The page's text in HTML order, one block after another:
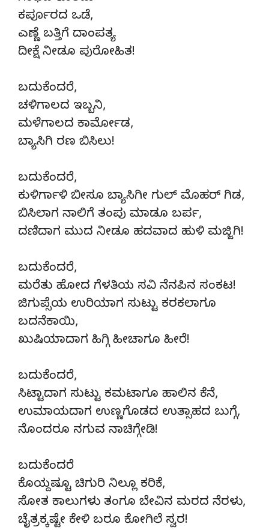
ಕರ್ಪೂರದ ಒಡೆ,
ಎಣ್ಣೆ ಬತ್ತಿಗೆ ದಾಂಪತ್ಯ
ದೀಕ್ಷೆ ನೀಡೂ ಪುರೋಹಿತ!
ಬದುಕೆಂದರೆ,
ಚಳಿಗಾಲದ ಇಬ್ಬನಿ,
ಮಳೆಗಾಲದ ಕಾರ್ಮೋಡ,
ಬ್ಯಾಸಿಗಿ ರಣ ಬಿಸಿಲು!
ಬದುಕೆಂದರೆ,
ಕುಳಿರ್ಗಾಳಿ ಬೀಸೂ ಬ್ಯಾಸಿಗೀ ಗುಲ್ ಮೊಹರ್ ಗಿಡ,
ಬಿಸಿಲಾಗ ನಾಲಿಗೆ ತಂಪು ಮಾಡೂ ಬರ್ಪ,
ದಣಿದಾಗ ಮುದ ನೀಡೂ ಹದವಾದ ಹುಳಿ ಮಜ್ಜಿಗಿ!
ಬದುಕೆಂದರೆ,
ಮರೆತು ಹೋದ ಗೆಳತಿಯ ಸವಿ ನೆನಪಿನ ಸಂಕಟ!
ಜಿಗುಪ್ಸೆಯ ಉರಿಯಾಗ ಸುಟ್ಟು ಕರಕಲಾಗೂ
ಬದನೆಕಾಯಿ,
ಖುಷಿಯಾದಾಗ ಹಿಗ್ಗಿ ಹೀಚಾಗೂ ಹೀರೆ!
ಬದುಕೆಂದರೆ,
ಸಿಟ್ಟಾದಾಗ ಸುಟ್ಟು ಕಮಟಾಗೂ ಹಾಲಿನ ಕೆನೆ,
ಉಮಾಯದಾಗ ಉಣ್ಣಗೊಡದ ಉತ್ಸಾಹದ ಬುಗ್ಗೆ,
ನೊಂದರೂ ನಗುವ ನಾಚಿಗ್ಗೇಡಿ!
ಬದುಕೆಂದರೆ
ಕೊಯ್ದಷ್ಟೂ ಚಿಗುರಿ‌ ನಿಲ್ಲೂ ಕರಿಕೆ,
ಸೋತ ಕಾಲುಗಳು ತಂಗೂ ಬೇವಿನ ಮರದ ನೆರಳು,
ಚೈತ್ರಕ್ಕಷ್ಟೇ ಕೇಳಿ ಬರೂ ಕೋಗಿಲೆ ಸ್ವರ!